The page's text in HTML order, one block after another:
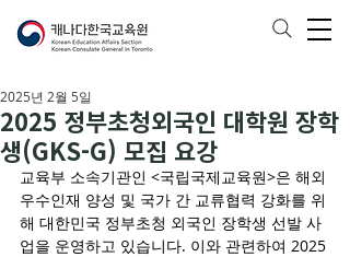
2025 정부초청외국인 대학원 장학
생(GKS-G) 모집 요강
2025년 2월 5일
교육부 소속기관인 <국립국제교육원>은 해외
우수인재 양성 및 국가 간 교류협력 강화를 위
해 대한민국 정부초청 외국인 장학생 선발 사
업을 운영하고 있습니다. 이와 관련하여 2025